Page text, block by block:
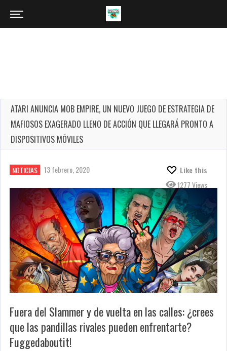
ATARI ANUNCIA MOB EMPIRE, UN NUEVO JUEGO DE ESTRATEGIA DE
MAFIOSOS EXAGERADO LLENO DE ACCIÓN QUE LLEGARÁ PRONTO A
DISPOSITIVOS MÓVILES
NOTICIAS 13 febrero, 2020
Like this
1277 Views
Fuera del Slammer y de vuelta en las calles: ¿crees
que las pandillas rivales pueden enfrentarte?
Fuggedaboutit!